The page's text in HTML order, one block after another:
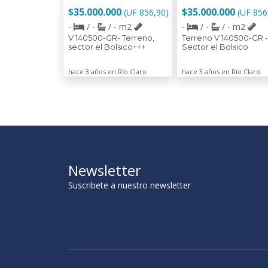
$35.000.000 (UF 856,90)
-
/ - / - m2
V 140500-GR- Terreno,
sector el Bolsico+++
hace 3 años en Río Claro
$35.000.000 (UF
-
/ - / - m2
Terreno V 140500-GR -
Sector el Bolsico
hace 3 años en Río Claro
Newsletter
Suscribete a nuestro newsletter